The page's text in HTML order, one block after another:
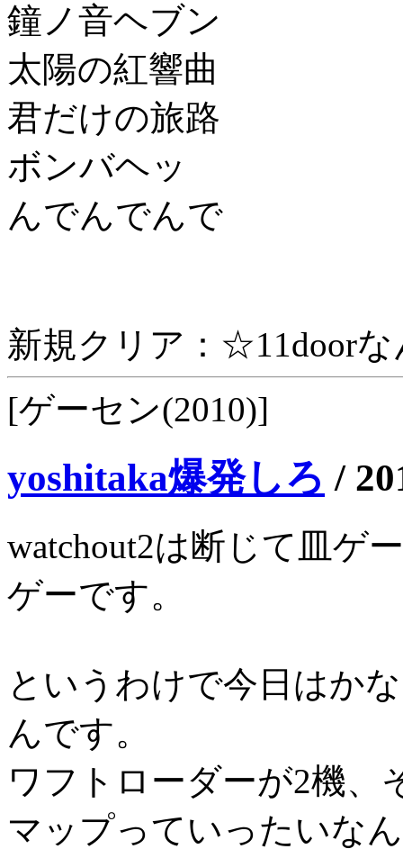
鐘ノ音ヘブン
太陽の紅響曲
君だけの旅路
ボンバヘッ
んでんでんで
新規クリア：☆11doorな
[ゲーセン(2010)]
yoshitaka爆発しろ /
watchout2は断じて皿ゲ
ゲーです。
というわけで今日はか
んです。
ワフトローダーが2機、
マップっていったいな